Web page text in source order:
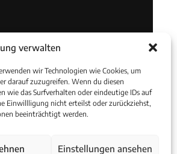
verwalten
wir Technologien wie Cookies, um
darauf zuzugreifen. Wenn du diesen
wie das Surfverhalten oder eindeutige IDs auf
Einwillligung nicht erteilst oder zurückziehst,
beeinträchtigt werden.
Einstellungen ansehen